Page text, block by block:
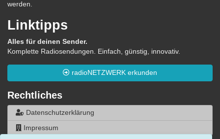
werden.
Linktipps
Alles für deinen Sender.
Komplette Radiosendungen. Einfach, günstig, innovativ.
radioNETZWERK erkunden
Rechtliches
Datenschutzerklärung
Impressum